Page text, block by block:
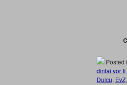
Posted
dintai vor
Duicu, EvZ,